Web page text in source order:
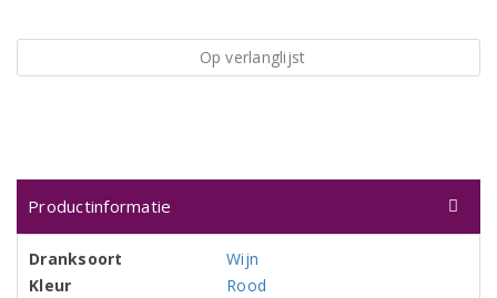
Op verlanglijst
Productinformatie
Dranksoort
Wijn
Kleur
Rood